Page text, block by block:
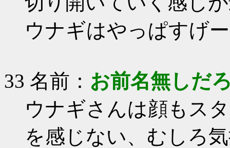
ウナギはやっぱすげー
33 名前： お前名無しだ
ウナギさんは顔もス
を感じない、むしろ